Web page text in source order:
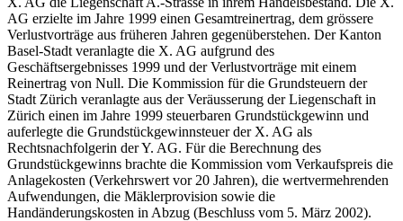
AG erzielte im Jahre 1999 einen Gesamtreinertrag, dem grössere
Verlustvorträge aus früheren Jahren gegenüberstehen. Der Kanton
Basel-Stadt veranlagte die X. AG aufgrund des
Geschäftsergebnisses 1999 und der Verlustvorträge mit einem
Reinertrag von Null. Die Kommission für die Grundsteuern der
Stadt Zürich veranlagte aus der Veräusserung der Liegenschaft in
Zürich einen im Jahre 1999 steuerbaren Grundstückgewinn und
auferlegte die Grundstückgewinnsteuer der X. AG als
Rechtsnachfolgerin der Y. AG. Für die Berechnung des
Grundstückgewinns brachte die Kommission vom Verkaufspreis die
Anlagekosten (Verkehrswert vor 20 Jahren), die wertvermehrenden
Aufwendungen, die Mäklerprovision sowie die
Handänderungskosten in Abzug (Beschluss vom 5. März 2002).